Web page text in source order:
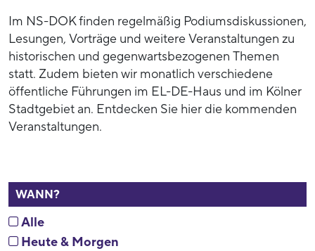
Im NS-DOK finden regelmäßig Podiumsdiskussionen,
Lesungen, Vorträge und weitere Veranstaltungen zu
historischen und gegenwartsbezogenen Themen
statt. Zudem bieten wir monatlich verschiedene
öffentliche Führungen im EL-DE-Haus und im Kölner
Stadtgebiet an. Entdecken Sie hier die kommenden
Veranstaltungen.
WANN?
Alle
Heute & Morgen